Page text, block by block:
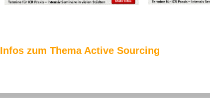
Infos zum Thema Active Sourcing